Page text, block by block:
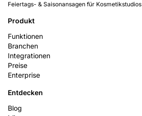
Feiertags- & Saisonansagen für Kosmetikstudios
Produkt
Funktionen
Branchen
Integrationen
Preise
Enterprise
Entdecken
Blog